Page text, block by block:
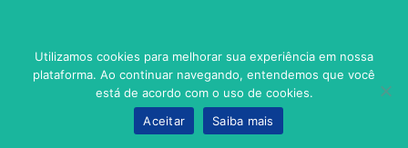
Utilizamos cookies para melhorar sua experiência em nossa
plataforma. Ao continuar navegando, entendemos que você
está de acordo com o uso de cookies.
Aceitar
Saiba mais